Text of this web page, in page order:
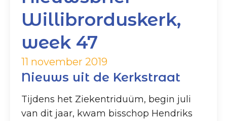
Willibrorduskerk,
week 47
11 november 2019
Nieuws uit de Kerkstraat
Tijdens het Ziekentriduüm, begin juli
van dit jaar, kwam bisschop Hendriks